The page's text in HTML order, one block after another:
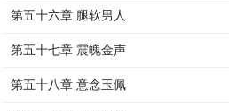
第五十六章 腿软男人
第五十七章 震魄金声
第五十八章 意念玉佩